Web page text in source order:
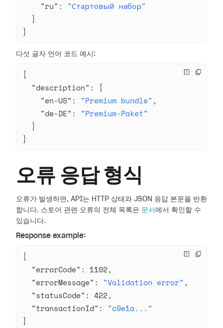
    "ru"
: "Стартовый набор"
  }
}
다섯 글자 언어 코드 예시:
{
  "description"
: {
    "en-US"
: "Premium bundle" ,
    "de-DE"
: "Premium-Paket"
  }
}
오류 응답 형식
오류가 발생하면, API는 HTTP 상태와 JSON 응답 본문을 반환
합니다. 스토어 관련 오류의 전체 목록은 문서 에서 확인할 수
있습니다.
Response example:
{
  "errorCode"
: 1102,
  "errorMessage"
: "Validation error" ,
  "statusCode"
: 422,
  "transactionId"
: "c9e1a..."
}